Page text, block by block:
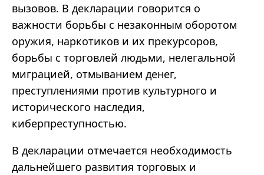
вызовов. В декларации говорится о
важности борьбы с незаконным оборотом
оружия, наркотиков и их прекурсоров,
борьбы с торговлей людьми, нелегальной
миграцией, отмыванием денег,
преступлениями против культурного и
исторического наследия,
киберпреступностью.
В декларации отмечается необходимость
дальнейшего развития торговых и